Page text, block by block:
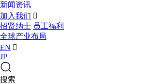
新闻资讯
加入我们 
招贤纳士 员工福利
全球产业布局
EN 
JP
搜索